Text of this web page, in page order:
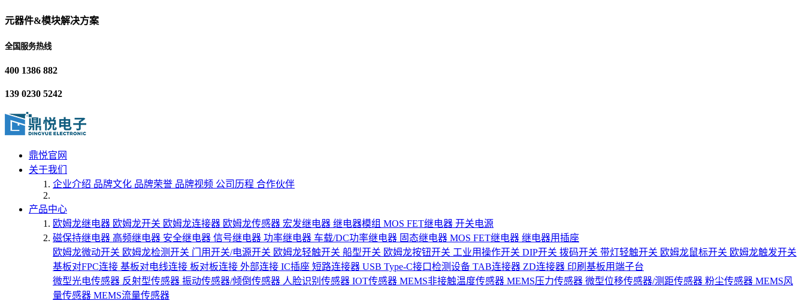
元器件&模块解决方案
全国服务热线
400 1386 882
139 0230 5242
鼎悦官网
关于我们
企业介绍 品牌文化 品牌荣誉 品牌视频 公司历程 合作伙伴
产品中心
欧姆龙继电器 欧姆龙开关 欧姆龙连接器 欧姆龙传感器 宏发继电器 继电器模组 MOS FET继电器 开关电源
磁保持继电器 高频继电器 安全继电器 信号继电器 功率继电器 车载/DC功率继电器 固态继电器 MOS FET继电器 继电器用插座
欧姆龙微动开关 欧姆龙检测开关 门用开关/电源开关 欧姆龙轻触开关 船型开关 欧姆龙按钮开关 工业用操作开关 DIP开关 拨码开关 带灯轻触开关 欧姆龙鼠标开关 欧姆龙触发开关
基板对FPC连接 基板对电线连接 板对板连接 外部连接 IC插座 短路连接器 USB Type-C接口检测设备 TAB连接器 ZD连接器 印刷基板用端子台
微型光电传感器 反射型传感器 振动传感器/倾倒传感器 人脸识别传感器 IOT传感器 MEMS非接触温度传感器 MEMS压力传感器 微型位移传感器/测距传感器 粉尘传感器 MEMS风
量传感器 MEMS流量传感器